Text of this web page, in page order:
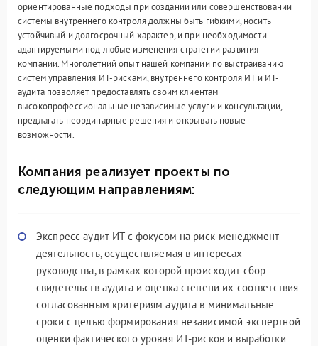
ориентированные подходы при создании или совершенствовании
системы внутреннего контроля должны быть гибкими, носить
устойчивый и долгосрочный характер, и при необходимости
адаптируемыми под любые изменения стратегии развития
компании. Многолетний опыт нашей компании по выстраиванию
систем управления ИТ-рисками, внутреннего контроля ИТ и ИТ-
аудита позволяет предоставлять своим клиентам
высокопрофессиональные независимые услуги и консультации,
предлагать неординарные решения и открывать новые
возможности.
Компания реализует проекты по
следующим направлениям:
Экспресс-аудит ИТ с фокусом на риск-менеджмент -
деятельность, осуществляемая в интересах
руководства, в рамках которой происходит сбор
свидетельств аудита и оценка степени их соответствия
согласованным критериям аудита в минимальные
сроки с целью формирования независимой экспертной
оценки фактического уровня ИТ-рисков и выработки